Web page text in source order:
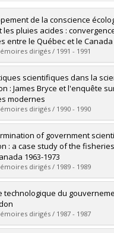
de la conscience
les pluies acides :
entre le Québec et le Canada
dirigés / 1991 - 1991
Chartier, Richard
document dans Papyrus
scientifiques dans la
: James Bryce et l'enquête
modernes
dirigés / 1990 - 1990
Forest, Pierre-Gerlier
D.
document dans Papyrus
of government
: a case study of the
1963-1973
dirigés / 1989 - 1989
Anderson, Frances
D.
document dans Papyrus
technologique du
dirigés / 1987 - 1987